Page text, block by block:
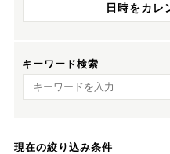
日時をカレ
キーワード検索
キーワード検索
現在の絞り込み条件